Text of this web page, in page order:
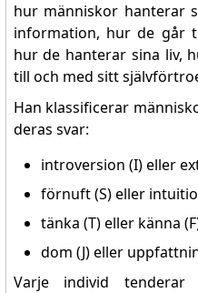
hur människor hanterar
information, hur de går
hur de hanterar sina liv,
till och med sitt
Han klassificerar
deras svar:
introversion (I) eller
förnuft (S) eller
tänka (T) eller känna
dom (J) eller
Varje individ